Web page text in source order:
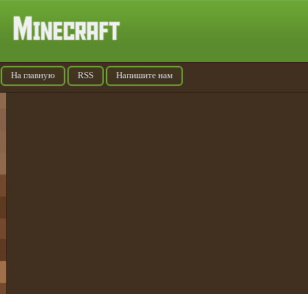
На главную RSS Напишите нам